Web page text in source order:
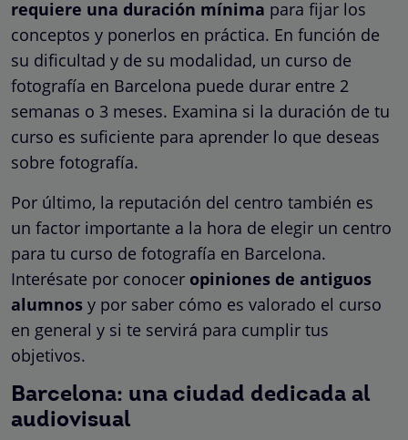
requiere una duración mínima para fijar los
conceptos y ponerlos en práctica. En función de
su dificultad y de su modalidad, un curso de
fotografía en Barcelona puede durar entre 2
semanas o 3 meses. Examina si la duración de tu
curso es suficiente para aprender lo que deseas
sobre fotografía.
Por último, la reputación del centro también es
un factor importante a la hora de elegir un centro
para tu curso de fotografía en Barcelona.
Interésate por conocer opiniones de antiguos
alumnos y por saber cómo es valorado el curso
en general y si te servirá para cumplir tus
objetivos.
Barcelona: una ciudad dedicada al
audiovisual